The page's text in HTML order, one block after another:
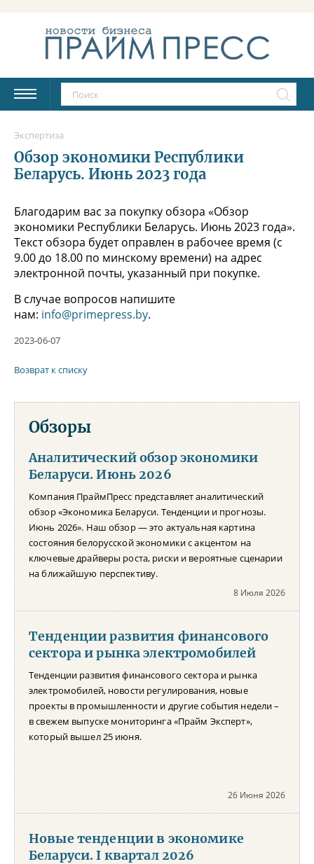
Экспертиза
Обзор экономики Республики
Беларусь. Июнь 2023 года
Благодарим вас за покупку обзора «Обзор
экономики Республики Беларусь. Июнь 2023 года».
Текст обзора будет оправлен в рабочее время (с
9.00 до 18.00 по минскому времени) на адрес
электронной почты, указанный при покупке.
В случае вопросов напишите
нам: info@primepress.by.
2023-06-07
Возврат к списку
Обзоры
Аналитический обзор экономики
Беларуси. Июнь 2026
Компания ПраймПресс представляет аналитический
обзор «Экономика Беларуси. Тенденции и прогнозы.
Июнь 2026». Наш обзор — это актуальная картина
состояния белорусской экономики с акцентом на
ключевые драйверы роста, риски и вероятные сценарии
на ближайшую перспективу.
8 Июля 2026
Тенденции развития финансового
сектора и рынка электромобилей
Тенденции развития финансового сектора и рынка
электромобилей, новости регулирования, новые
проекты в промышленности и другие события недели –
в свежем выпуске мониторинга «Прайм Эксперт»,
который вышел 25 июня.
26 Июня 2026
Новые тенденции в экономике
Беларуси. I квартал 2026